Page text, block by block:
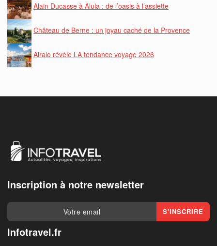
Alain Ducasse à Alula : de l’oasis à l’assiette
Château de Berne : un joyau caché de la Provence
Airalo révèle LA tendance voyage 2026
Inscription à notre newsletter
Infotravel.fr